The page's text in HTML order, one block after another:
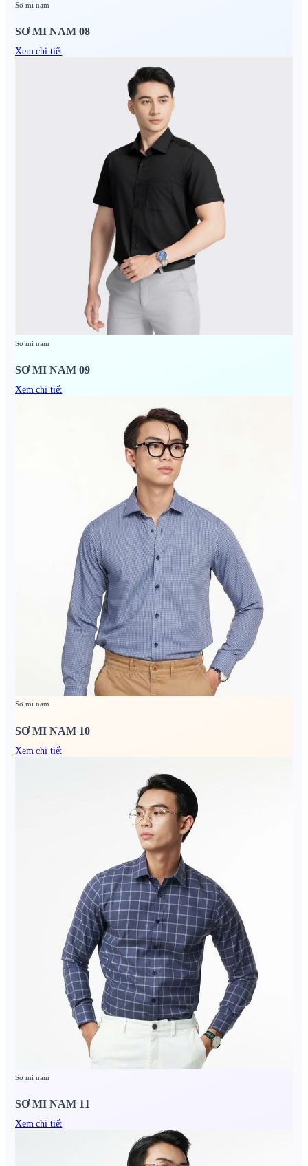
Sơ mi nam
SƠ MI NAM 08
Xem chi tiết
Sơ mi nam
SƠ MI NAM 09
Xem chi tiết
Sơ mi nam
SƠ MI NAM 10
Xem chi tiết
Sơ mi nam
SƠ MI NAM 11
Xem chi tiết